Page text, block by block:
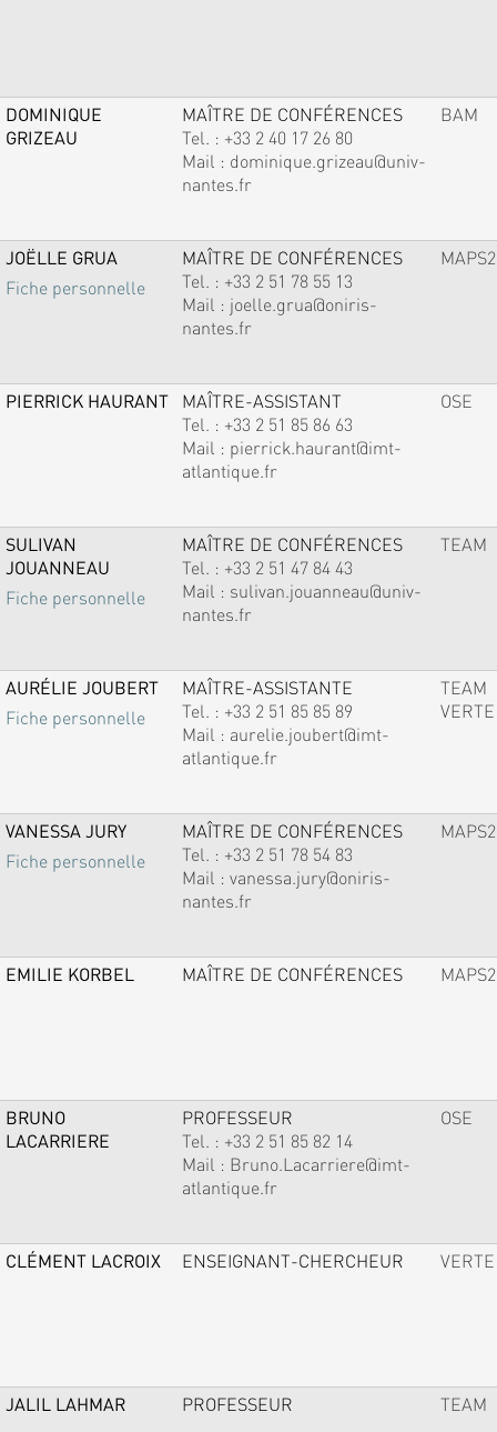
DOMINIQUE
GRIZEAU
MAÎTRE DE CONFÉRENCES
Tel. : +33 2 40 17 26 80
Mail : dominique.grizeau@univ-
nantes.fr
BAM
JOËLLE GRUA
Fiche personnelle
MAÎTRE DE CONFÉRENCES
Tel. : +33 2 51 78 55 13
Mail : joelle.grua@oniris-
nantes.fr
MAPS2
PIERRICK HAURANT
MAÎTRE-ASSISTANT
Tel. : +33 2 51 85 86 63
Mail : pierrick.haurant@imt-
atlantique.fr
OSE
SULIVAN
JOUANNEAU
Fiche personnelle
MAÎTRE DE CONFÉRENCES
Tel. : +33 2 51 47 84 43
Mail : sulivan.jouanneau@univ-
nantes.fr
TEAM
AURÉLIE JOUBERT
Fiche personnelle
MAÎTRE-ASSISTANTE
Tel. : +33 2 51 85 85 89
Mail : aurelie.joubert@imt-
atlantique.fr
TEAM
VERTE
VANESSA JURY
Fiche personnelle
MAÎTRE DE CONFÉRENCES
Tel. : +33 2 51 78 54 83
Mail : vanessa.jury@oniris-
nantes.fr
MAPS2
EMILIE KORBEL MAÎTRE DE CONFÉRENCES MAPS2
BRUNO
LACARRIERE
PROFESSEUR
Tel. : +33 2 51 85 82 14
Mail : Bruno.Lacarriere@imt-
atlantique.fr
OSE
CLÉMENT LACROIX ENSEIGNANT-CHERCHEUR VERTE
JALIL LAHMAR PROFESSEUR TEAM